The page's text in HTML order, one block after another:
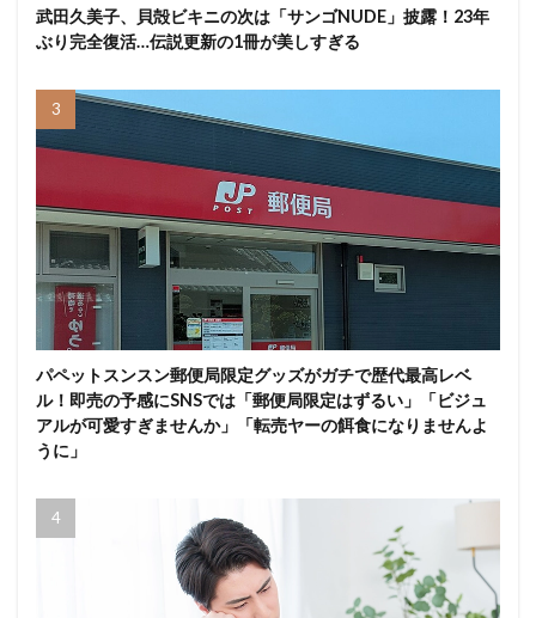
武田久美子、貝殻ビキニの次は「サンゴNUDE」披露！23年
ぶり完全復活…伝説更新の1冊が美しすぎる
パペットスンスン郵便局限定グッズがガチで歴代最高レベ
ル！即売の予感にSNSでは「郵便局限定はずるい」「ビジュ
アルが可愛すぎませんか」「転売ヤーの餌食になりませんよ
うに」